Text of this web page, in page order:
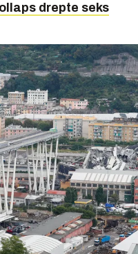
drepte seks